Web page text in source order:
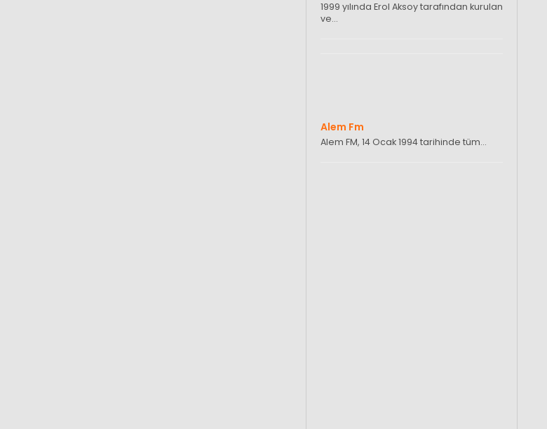
1999 yılında Erol Aksoy tarafından kurulan
ve…
Alem Fm
Alem FM, 14 Ocak 1994 tarihinde tüm…